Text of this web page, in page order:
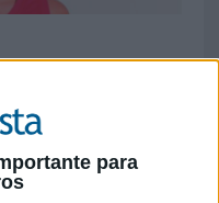
para
la
para impulsar el
en uno de
de